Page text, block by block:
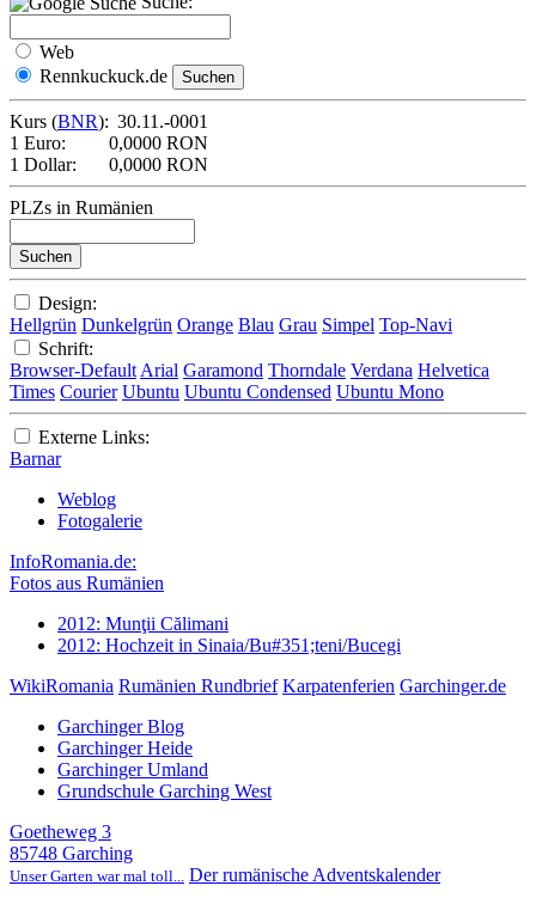
Web
Rennkuckuck.de
Kurs (BNR): 30.11.-0001
1 Euro:
0,0000 RON
1 Dollar:
0,0000 RON
PLZs in Rumänien
Design:
Hellgrün Dunkelgrün Orange Blau Grau Simpel Top-Navi
Schrift:
Browser-Default Arial Garamond Thorndale Verdana Helvetica
Times Courier Ubuntu Ubuntu Condensed Ubuntu Mono
Externe Links:
Barnar
Weblog
Fotogalerie
InfoRomania.de:
Fotos aus Rumänien
2012: Munţii Călimani
2012: Hochzeit in Sinaia/Bu#351;teni/Bucegi
WikiRomania Rumänien Rundbrief Karpatenferien Garchinger.de
Garchinger Blog
Garchinger Heide
Garchinger Umland
Grundschule Garching West
Goetheweg 3
85748 Garching
Unser Garten war mal toll... Der rumänische Adventskalender